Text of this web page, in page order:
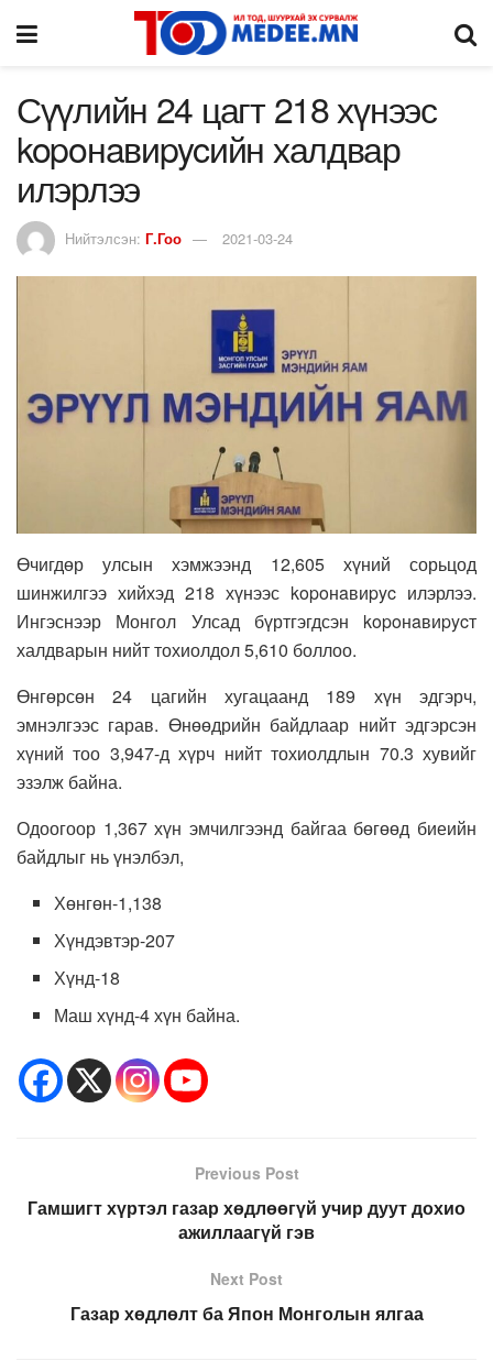
Сүүлийн 24 цагт 218 хүнээс
kopoнaвиpycийн халдвар
илэрлээ
Нийтэлсэн: Г.Гоо 2021-03-24
Өчигдөр улсын хэмжээнд 12,605 хүний сорьцод
шинжилгээ хийхэд 218 хүнээс kopoнaвиpyc илэрлээ.
Ингэснээр Монгол Улсад бүртгэгдсэн kopoнaвиpycт
халдварын нийт тохиолдол 5,610 боллоо.
Өнгөрсөн 24 цагийн хугацаанд 189 хүн эдгэрч,
эмнэлгээс гарав. Өнөөдрийн байдлаар нийт эдгэрсэн
хүний тоо 3,947-д хүрч нийт тохиолдлын 70.3 хувийг
эзэлж байна.
Одоогоор 1,367 хүн эмчилгээнд байгаа бөгөөд биеийн
байдлыг нь үнэлбэл,
Хөнгөн-1,138
Хүндэвтэр-207
Хүнд-18
Маш хүнд-4 хүн байна.
Previous Post
Гамшигт хүртэл газар хөдлөөгүй учир дуут дохио
ажиллаагүй гэв
Next Post
Газар хөдлөлт ба Япон Монголын ялгаа